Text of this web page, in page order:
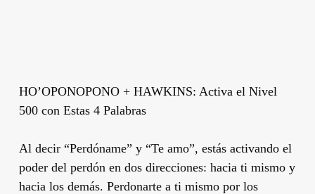
HO’OPONOPONO + HAWKINS: Activa el Nivel
500 con Estas 4 Palabras
Al decir “Perdóname” y “Te amo”, estás activando el
poder del perdón en dos direcciones: hacia ti mismo y
hacia los demás. Perdonarte a ti mismo por los